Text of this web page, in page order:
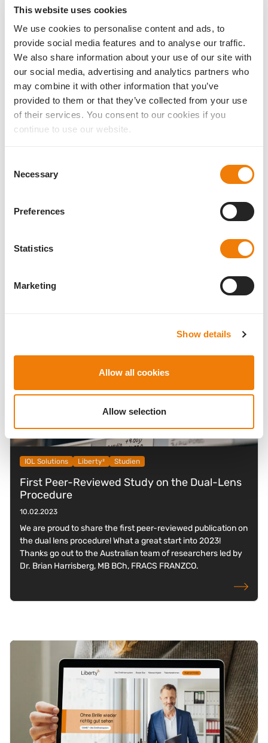
This website uses cookies
We use cookies to personalise content and ads, to
provide social media features and to analyse our traffic.
We also share information about your use of our site with
our social media, advertising and analytics partners who
may combine it with other information that you’ve
provided to them or that they’ve collected from your use
of their services. You consent to our cookies if you
continue to use our website.
Selection
Necessary
Preferences
Statistics
Marketing
Show details
Allow all cookies
Allow selection
IOL Solutions Liberty² Studien
New study on dual lens procedure Liberty²
published
We are happy to announce that the article by Prof. Dr.
Ramin Khoramnia, FEBO and his colleagues on our dual-lens
IOL Solutions Liberty² Studien
First Peer-Reviewed Study on the Dual-Lens
Procedure
10.02.2023
We are proud to share the first peer-reviewed publication on
the dual lens procedure! What a great start into 2023!
Thanks go out to the Australian team of researchers led by
Dr. Brian Harrisberg, MB BCh, FRACS FRANZCO.